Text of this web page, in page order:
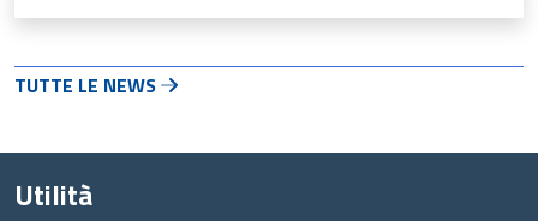
TUTTE LE NEWS
Utilità